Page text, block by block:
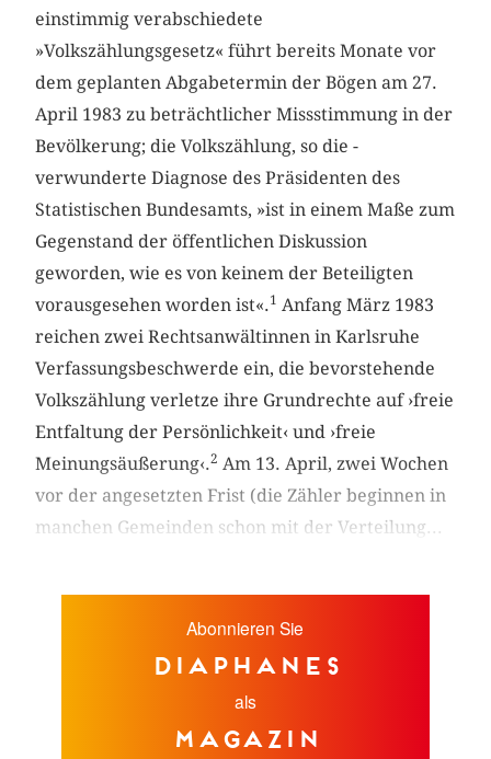
einstimmig verabschiedete
»Volkszählungsgesetz« führt bereits Monate vor
dem geplanten Abgabetermin der Bögen am 27.
April 1983 zu beträchtlicher Missstimmung in der
Bevölkerung; die Volkszählung, so die ­
verwunderte Diagnose des Präsidenten des
Statistischen Bundesamts, »ist in einem Maße zum
Gegenstand der öffentlichen Diskussion
geworden, wie es von keinem der Beteiligten
vorausgesehen worden ist«.1 Anfang März 1983
reichen zwei Rechtsanwältinnen in Karlsruhe
Verfassungsbeschwerde ein, die bevorstehende
Volkszählung verletze ihre Grundrechte auf ›freie
Entfaltung der Persönlichkeit‹ und ›freie
Meinungsäußerung‹.2 Am 13. April, zwei Wochen
vor der angesetzten Frist (die Zähler beginnen in
manchen Gemeinden schon mit der Verteilung...
Abonnieren Sie
diaphanes
als
Magazin